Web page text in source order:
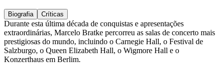
Biografia Críticas
Durante esta última década de conquistas e apresentações
extraordinárias, Marcelo Bratke percorreu as salas de concerto mais
prestigiosas do mundo, incluindo o Carnegie Hall, o Festival de
Salzburgo, o Queen Elizabeth Hall, o Wigmore Hall e o
Konzerthaus em Berlim.